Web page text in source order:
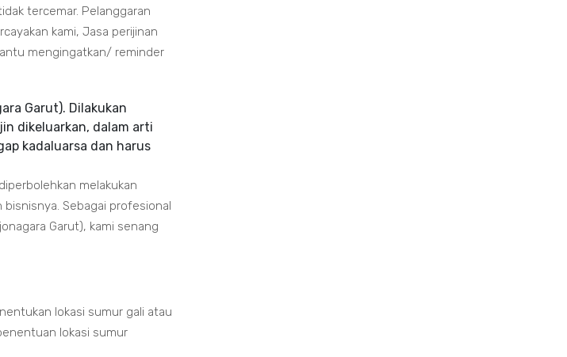
tercemar. Pelanggaran
kami, Jasa perijinan
mengingatkan/ reminder
Garut). Dilakukan
dikeluarkan, dalam arti
kadaluarsa dan harus
melakukan
Sebagai profesional
Garut), kami senang
lokasi sumur gali atau
lokasi sumur